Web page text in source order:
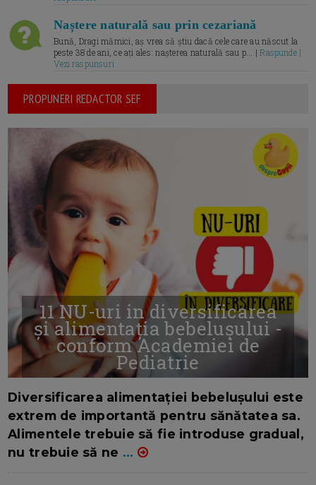
Naștere naturală sau prin cezariană
Bună, Dragi mămici, aș vrea să știu dacă cele care au născut la
peste 38 de ani, ce ați ales: nașterea naturală sau p... |Raspunde |
Vezi raspunsuri
PROPUNERI REDACTOR SEF
11 NU-uri in diversificarea
și alimentația bebelușului -
conform Academiei de
Pediatrie
Diversificarea alimentației bebelușului este
extrem de importantă pentru sănătatea sa.
Alimentele trebuie să fie introduse gradual,
nu trebuie să ne ...